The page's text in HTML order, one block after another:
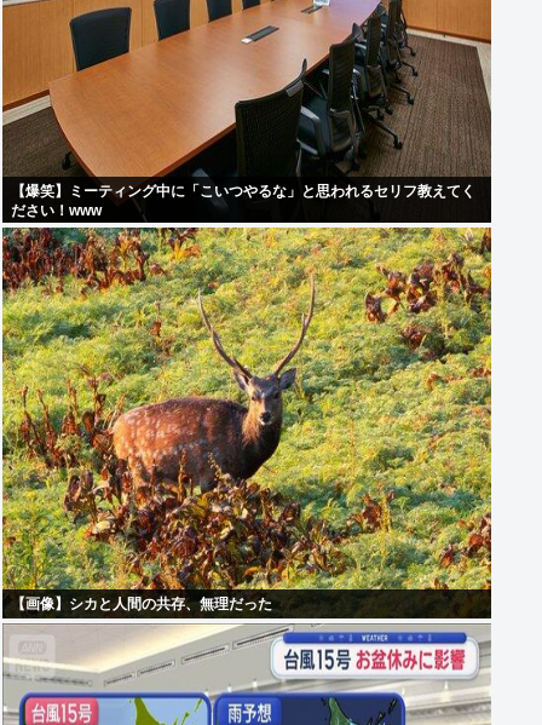
【爆笑】ミーティング中に「こいつやるな」と思われるセリフ教えてく
ださい！www
【画像】シカと人間の共存、無理だった